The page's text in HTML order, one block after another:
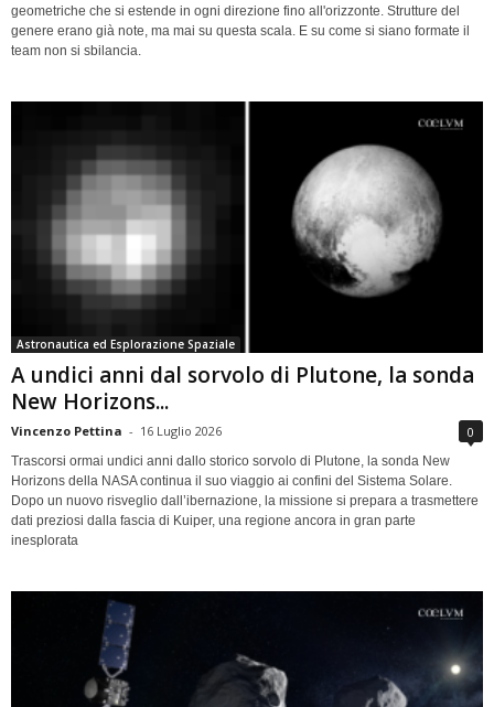
geometriche che si estende in ogni direzione fino all'orizzonte. Strutture del
genere erano già note, ma mai su questa scala. E su come si siano formate il
team non si sbilancia.
Astronautica ed Esplorazione Spaziale
A undici anni dal sorvolo di Plutone, la sonda
New Horizons...
Vincenzo Pettina - 16 Luglio 2026 0
Trascorsi ormai undici anni dallo storico sorvolo di Plutone, la sonda New
Horizons della NASA continua il suo viaggio ai confini del Sistema Solare.
Dopo un nuovo risveglio dall’ibernazione, la missione si prepara a trasmettere
dati preziosi dalla fascia di Kuiper, una regione ancora in gran parte
inesplorata